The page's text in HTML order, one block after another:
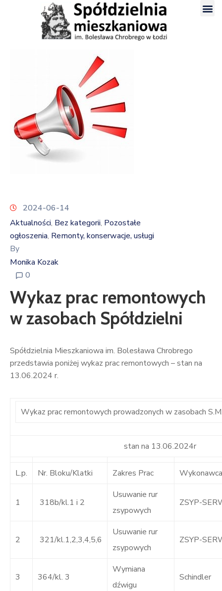
2024-06-14
Aktualności‚ Bez kategorii‚ Pozostałe
ogłoszenia‚ Remonty, konserwacje, usługi
By
Monika Kozak
0
Wykaz prac remontowych
w zasobach Spółdzielni
Spółdzielnia Mieszkaniowa im. Bolesława Chrobrego
przedstawia poniżej wykaz prac remontowych – stan na
13.06.2024 r.
Wykaz prac remontowych prowadzonych w zasobach
stan na 13.06.2024r
L.p. Nr. Bloku/Klatki Zakres Prac
1 318b/kl.1 i 2
Usuwanie rur
zsypowych
ZSYP-
2 321/kl.1,2,3,4,5,6
Usuwanie rur
zsypowych
ZSYP-
3 364/kl. 3
Wymiana
dźwigu
Schindler